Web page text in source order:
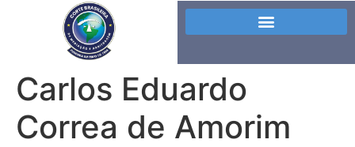
Carlos Eduardo
Correa de Amorim